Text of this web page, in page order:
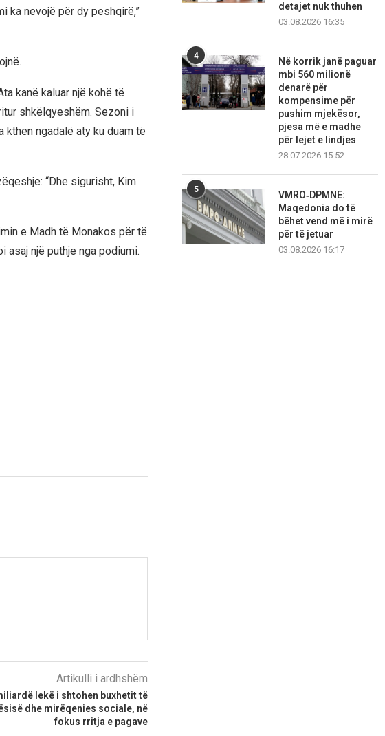
ka nevojë për dy peshqirë,”
kanë kaluar një kohë të
shkëlqyeshëm. Sezoni i
ngadalë aty ku duam të
“Dhe sigurisht, Kim
e Madh të Monakos për të
asaj një puthje nga podiumi.
Artikulli i ardhshëm
lekë i shtohen buxhetit të
dhe mirëqenies sociale, në
fokus rritja e pagave
detajet nuk thuhen
03.08.2026 16:35
4
Në korrik janë paguar
mbi 560 milionë
denarë për
kompensime për
pushim mjekësor,
pjesa më e madhe
për lejet e lindjes
28.07.2026 15:52
5
VMRO‑DPMNE:
Maqedonia do të
bëhet vend më i mirë
për të jetuar
03.08.2026 16:17